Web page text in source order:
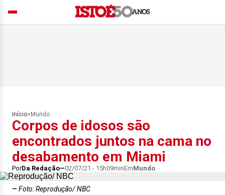
Início> Mundo
Corpos de idosos são
encontrados juntos na cama no
desabamento em Miami
PorDa Redação 02/07/21 - 15h09minEmMundo
Foto: Reprodução/ NBC